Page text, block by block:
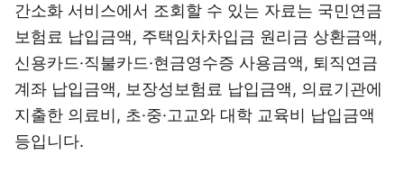
간소화 서비스에서 조회할 수 있는 자료는 국민연금
보험료 납입금액, 주택임차차입금 원리금 상환금액,
신용카드·직불카드·현금영수증 사용금액, 퇴직연금
계좌 납입금액, 보장성보험료 납입금액, 의료기관에
지출한 의료비, 초·중·고교와 대학 교육비 납입금액
등입니다.